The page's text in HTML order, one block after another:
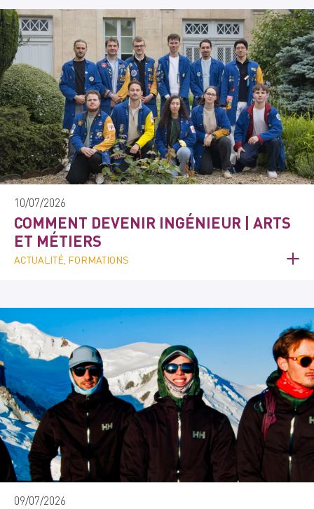
10/07/2026
COMMENT DEVENIR INGÉNIEUR | ARTS
ET MÉTIERS
ACTUALITÉ, FORMATIONS
09/07/2026